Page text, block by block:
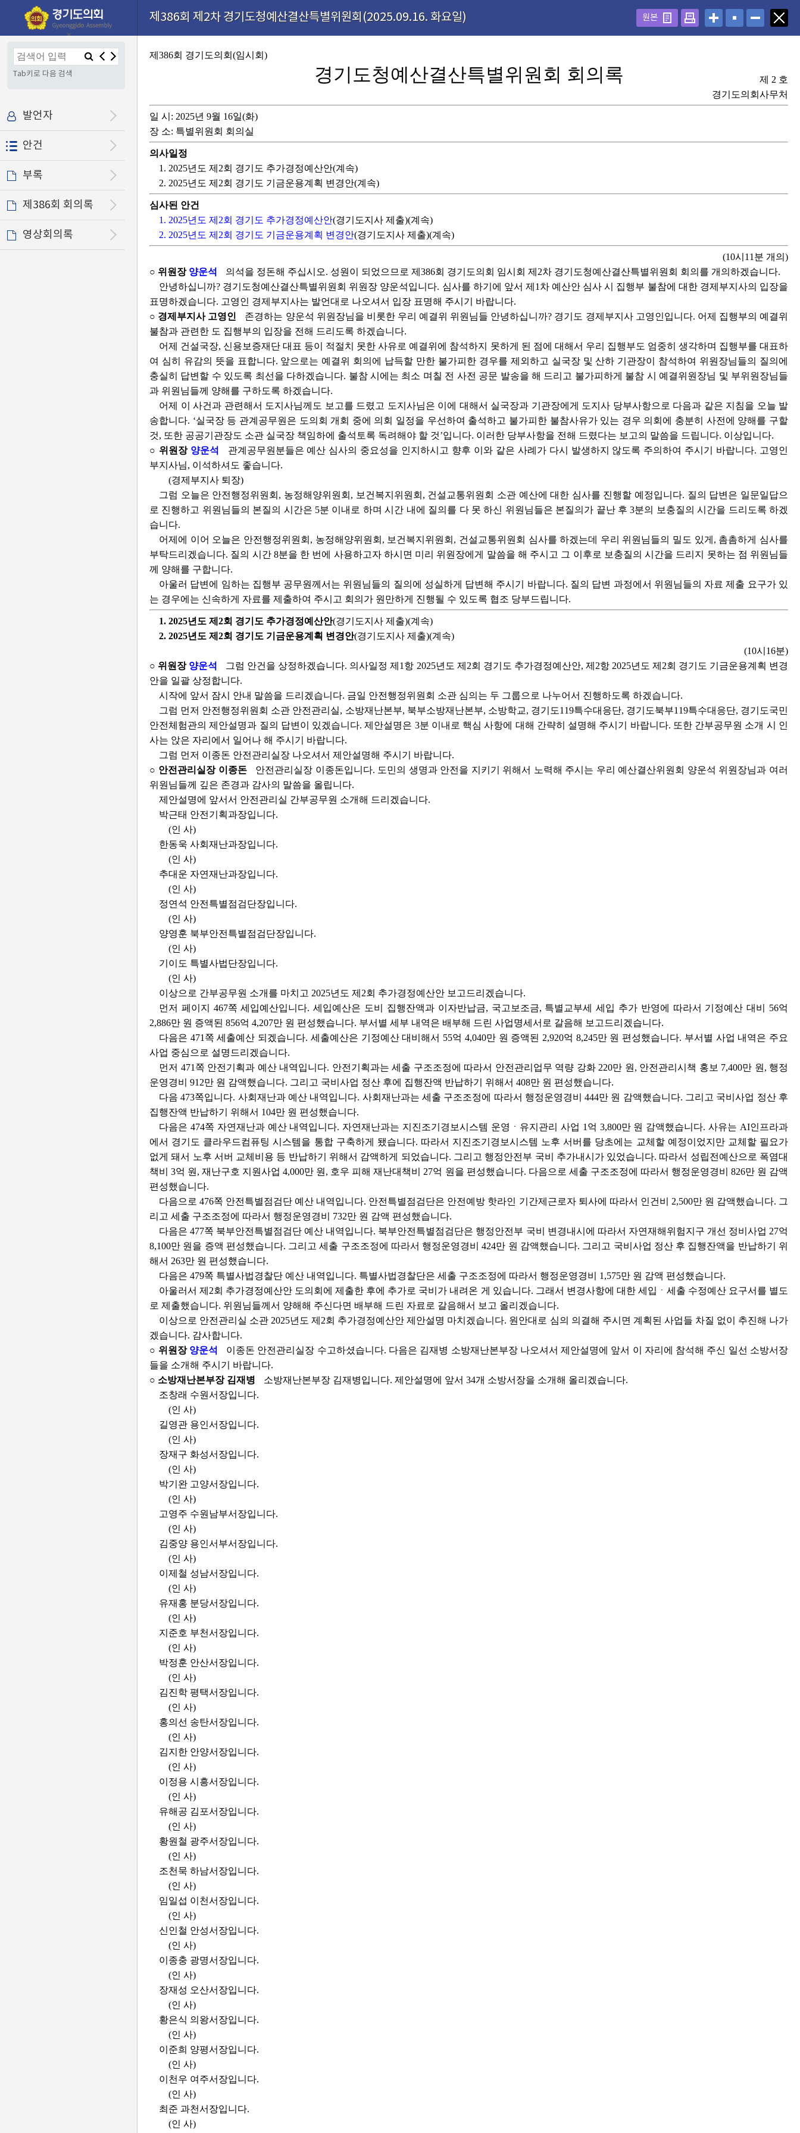
본문으로 바로가기
기능메뉴 메뉴 바로가기
설정메뉴 메뉴 바로가기
제386회 제2차 경기도청예산결산특별위원회(2025.09.16. 화요일) 원본
×
Tab키로 다음 검색
발언자
안건
부록
제386회 회의록
영상회의록
제386회 경기도의회(임시회)
경기도청예산결산특별위원회 회의록
제 2 호
경기도의회사무처
일 시: 2025년 9월 16일(화)
장 소: 특별위원회 회의실
의사일정
1. 2025년도 제2회 경기도 추가경정예산안(계속)
2. 2025년도 제2회 경기도 기금운용계획 변경안(계속)
심사된 안건
1. 2025년도 제2회 경기도 추가경정예산안(경기도지사 제출)(계속)
2. 2025년도 제2회 경기도 기금운용계획 변경안(경기도지사 제출)(계속)
(10시11분 개의)
○ 위원장 양운석
의석을 정돈해 주십시오. 성원이 되었으므로 제386회 경기도의회 임시회 제2차 경기도청예산결산특별위원회 회의를 개의하겠습니다.
안녕하십니까? 경기도청예산결산특별위원회 위원장 양운석입니다. 심사를 하기에 앞서 제1차 예산안 심사 시 집행부 불참에 대한 경제부지사의 입장을
표명하겠습니다. 고영인 경제부지사는 발언대로 나오셔서 입장 표명해 주시기 바랍니다.
○ 경제부지사 고영인
존경하는 양운석 위원장님을 비롯한 우리 예결위 위원님들 안녕하십니까? 경기도 경제부지사 고영인입니다. 어제 집행부의 예결위
불참과 관련한 도 집행부의 입장을 전해 드리도록 하겠습니다.
어제 건설국장, 신용보증재단 대표 등이 적절치 못한 사유로 예결위에 참석하지 못하게 된 점에 대해서 우리 집행부도 엄중히 생각하며 집행부를 대표하
여 심히 유감의 뜻을 표합니다. 앞으로는 예결위 회의에 납득할 만한 불가피한 경우를 제외하고 실국장 및 산하 기관장이 참석하여 위원장님들의 질의에
충실히 답변할 수 있도록 최선을 다하겠습니다. 불참 시에는 최소 며칠 전 사전 공문 발송을 해 드리고 불가피하게 불참 시 예결위원장님 및 부위원장님들
과 위원님들께 양해를 구하도록 하겠습니다.
어제 이 사건과 관련해서 도지사님께도 보고를 드렸고 도지사님은 이에 대해서 실국장과 기관장에게 도지사 당부사항으로 다음과 같은 지침을 오늘 발
송합니다. ‘실국장 등 관계공무원은 도의회 개회 중에 의회 일정을 우선하여 출석하고 불가피한 불참사유가 있는 경우 의회에 충분히 사전에 양해를 구할
것, 또한 공공기관장도 소관 실국장 책임하에 출석토록 독려해야 할 것’입니다. 이러한 당부사항을 전해 드렸다는 보고의 말씀을 드립니다. 이상입니다.
○ 위원장 양운석
관계공무원분들은 예산 심사의 중요성을 인지하시고 향후 이와 같은 사례가 다시 발생하지 않도록 주의하여 주시기 바랍니다. 고영인
부지사님, 이석하셔도 좋습니다.
(경제부지사 퇴장)
그럼 오늘은 안전행정위원회, 농정해양위원회, 보건복지위원회, 건설교통위원회 소관 예산에 대한 심사를 진행할 예정입니다. 질의 답변은 일문일답으
로 진행하고 위원님들의 본질의 시간은 5분 이내로 하며 시간 내에 질의를 다 못 하신 위원님들은 본질의가 끝난 후 3분의 보충질의 시간을 드리도록 하겠
습니다.
어제에 이어 오늘은 안전행정위원회, 농정해양위원회, 보건복지위원회, 건설교통위원회 심사를 하겠는데 우리 위원님들의 밀도 있게, 촘촘하게 심사를
부탁드리겠습니다. 질의 시간 8분을 한 번에 사용하고자 하시면 미리 위원장에게 말씀을 해 주시고 그 이후로 보충질의 시간을 드리지 못하는 점 위원님들
께 양해를 구합니다.
아울러 답변에 임하는 집행부 공무원께서는 위원님들의 질의에 성실하게 답변해 주시기 바랍니다. 질의 답변 과정에서 위원님들의 자료 제출 요구가 있
는 경우에는 신속하게 자료를 제출하여 주시고 회의가 원만하게 진행될 수 있도록 협조 당부드립니다.
1. 2025년도 제2회 경기도 추가경정예산안(경기도지사 제출)(계속)
2. 2025년도 제2회 경기도 기금운용계획 변경안(경기도지사 제출)(계속)
(10시16분)
○ 위원장 양운석
그럼 안건을 상정하겠습니다. 의사일정 제1항 2025년도 제2회 경기도 추가경정예산안, 제2항 2025년도 제2회 경기도 기금운용계획 변경
안을 일괄 상정합니다.
시작에 앞서 잠시 안내 말씀을 드리겠습니다. 금일 안전행정위원회 소관 심의는 두 그룹으로 나누어서 진행하도록 하겠습니다.
그럼 먼저 안전행정위원회 소관 안전관리실, 소방재난본부, 북부소방재난본부, 소방학교, 경기도119특수대응단, 경기도북부119특수대응단, 경기도국민
안전체험관의 제안설명과 질의 답변이 있겠습니다. 제안설명은 3분 이내로 핵심 사항에 대해 간략히 설명해 주시기 바랍니다. 또한 간부공무원 소개 시 인
사는 앉은 자리에서 일어나 해 주시기 바랍니다.
그럼 먼저 이종돈 안전관리실장 나오셔서 제안설명해 주시기 바랍니다.
○ 안전관리실장 이종돈
안전관리실장 이종돈입니다. 도민의 생명과 안전을 지키기 위해서 노력해 주시는 우리 예산결산위원회 양운석 위원장님과 여러
위원님들께 깊은 존경과 감사의 말씀을 올립니다.
제안설명에 앞서서 안전관리실 간부공무원 소개해 드리겠습니다.
박근태 안전기획과장입니다.
(인 사)
한동욱 사회재난과장입니다.
(인 사)
추대운 자연재난과장입니다.
(인 사)
정연석 안전특별점검단장입니다.
(인 사)
양영훈 북부안전특별점검단장입니다.
(인 사)
기이도 특별사법단장입니다.
(인 사)
이상으로 간부공무원 소개를 마치고 2025년도 제2회 추가경정예산안 보고드리겠습니다.
먼저 페이지 467쪽 세입예산입니다. 세입예산은 도비 집행잔액과 이자반납금, 국고보조금, 특별교부세 세입 추가 반영에 따라서 기정예산 대비 56억
2,886만 원 증액된 856억 4,207만 원 편성했습니다. 부서별 세부 내역은 배부해 드린 사업명세서로 갈음해 보고드리겠습니다.
다음은 471쪽 세출예산 되겠습니다. 세출예산은 기정예산 대비해서 55억 4,040만 원 증액된 2,920억 8,245만 원 편성했습니다. 부서별 사업 내역은 주요
사업 중심으로 설명드리겠습니다.
먼저 471쪽 안전기획과 예산 내역입니다. 안전기획과는 세출 구조조정에 따라서 안전관리업무 역량 강화 220만 원, 안전관리시책 홍보 7,400만 원, 행정
운영경비 912만 원 감액했습니다. 그리고 국비사업 정산 후에 집행잔액 반납하기 위해서 408만 원 편성했습니다.
다음 473쪽입니다. 사회재난과 예산 내역입니다. 사회재난과는 세출 구조조정에 따라서 행정운영경비 444만 원 감액했습니다. 그리고 국비사업 정산 후
집행잔액 반납하기 위해서 104만 원 편성했습니다.
다음은 474쪽 자연재난과 예산 내역입니다. 자연재난과는 지진조기경보시스템 운영ㆍ유지관리 사업 1억 3,800만 원 감액했습니다. 사유는 AI인프라과
에서 경기도 클라우드컴퓨팅 시스템을 통합 구축하게 됐습니다. 따라서 지진조기경보시스템 노후 서버를 당초에는 교체할 예정이었지만 교체할 필요가
없게 돼서 노후 서버 교체비용 등 반납하기 위해서 감액하게 되었습니다. 그리고 행정안전부 국비 추가내시가 있었습니다. 따라서 성립전예산으로 폭염대
책비 3억 원, 재난구호 지원사업 4,000만 원, 호우 피해 재난대책비 27억 원을 편성했습니다. 다음으로 세출 구조조정에 따라서 행정운영경비 826만 원 감액
편성했습니다.
다음으로 476쪽 안전특별점검단 예산 내역입니다. 안전특별점검단은 안전예방 핫라인 기간제근로자 퇴사에 따라서 인건비 2,500만 원 감액했습니다. 그
리고 세출 구조조정에 따라서 행정운영경비 732만 원 감액 편성했습니다.
다음은 477쪽 북부안전특별점검단 예산 내역입니다. 북부안전특별점검단은 행정안전부 국비 변경내시에 따라서 자연재해위험지구 개선 정비사업 27억
8,100만 원을 증액 편성했습니다. 그리고 세출 구조조정에 따라서 행정운영경비 424만 원 감액했습니다. 그리고 국비사업 정산 후 집행잔액을 반납하기 위
해서 263만 원 편성했습니다.
다음은 479쪽 특별사법경찰단 예산 내역입니다. 특별사법경찰단은 세출 구조조정에 따라서 행정운영경비 1,575만 원 감액 편성했습니다.
아울러서 제2회 추가경정예산안 도의회에 제출한 후에 추가로 국비가 내려온 게 있습니다. 그래서 변경사항에 대한 세입ㆍ세출 수정예산 요구서를 별도
로 제출했습니다. 위원님들께서 양해해 주신다면 배부해 드린 자료로 갈음해서 보고 올리겠습니다.
이상으로 안전관리실 소관 2025년도 제2회 추가경정예산안 제안설명 마치겠습니다. 원안대로 심의 의결해 주시면 계획된 사업들 차질 없이 추진해 나가
겠습니다. 감사합니다.
○ 위원장 양운석
이종돈 안전관리실장 수고하셨습니다. 다음은 김재병 소방재난본부장 나오셔서 제안설명에 앞서 이 자리에 참석해 주신 일선 소방서장
들을 소개해 주시기 바랍니다.
○ 소방재난본부장 김재병
소방재난본부장 김재병입니다. 제안설명에 앞서 34개 소방서장을 소개해 올리겠습니다.
조창래 수원서장입니다.
(인 사)
길영관 용인서장입니다.
(인 사)
장재구 화성서장입니다.
(인 사)
박기완 고양서장입니다.
(인 사)
고영주 수원남부서장입니다.
(인 사)
김중양 용인서부서장입니다.
(인 사)
이제철 성남서장입니다.
(인 사)
유재홍 분당서장입니다.
(인 사)
지준호 부천서장입니다.
(인 사)
박정훈 안산서장입니다.
(인 사)
김진학 평택서장입니다.
(인 사)
홍의선 송탄서장입니다.
(인 사)
김지한 안양서장입니다.
(인 사)
이정용 시흥서장입니다.
(인 사)
유해공 김포서장입니다.
(인 사)
황원철 광주서장입니다.
(인 사)
조천묵 하남서장입니다.
(인 사)
임일섭 이천서장입니다.
(인 사)
신인철 안성서장입니다.
(인 사)
이종충 광명서장입니다.
(인 사)
장재성 오산서장입니다.
(인 사)
황은식 의왕서장입니다.
(인 사)
이준희 양평서장입니다.
(인 사)
이천우 여주서장입니다.
(인 사)
최준 과천서장입니다.
(인 사)